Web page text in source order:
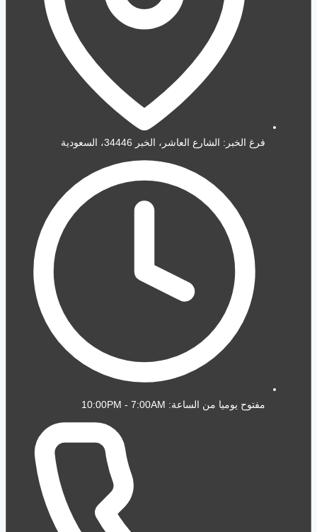
فرغ الخبر: الشارع العاشر، الخبر 34446، السعودية
مفتوح يوميا من الساعة: 10:00PM - 7:00AM